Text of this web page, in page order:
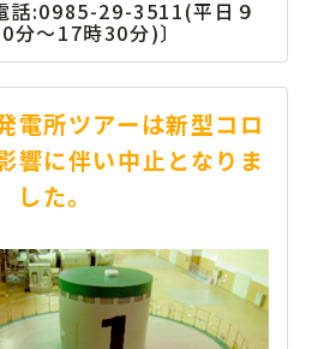
話:0985-29-3511(平日９
分～17時30分)〕
電所ツアーは新型コロ
響に伴い中止となりま
した。